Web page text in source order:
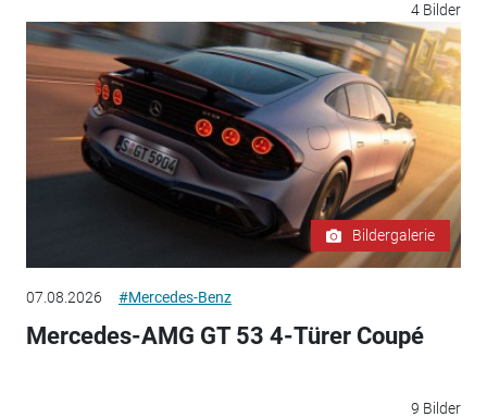
4 Bilder
Bildergalerie
07.08.2026 #Mercedes-Benz
Mercedes-AMG GT 53 4-Türer Coupé
9 Bilder